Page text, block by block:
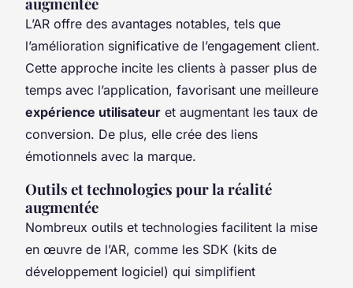
L’AR offre des avantages notables, tels que
l’amélioration significative de l’engagement client.
Cette approche incite les clients à passer plus de
temps avec l’application, favorisant une meilleure
expérience utilisateur et augmentant les taux de
conversion. De plus, elle crée des liens
émotionnels avec la marque.
Outils et technologies pour la réalité
augmentée
Nombreux outils et technologies facilitent la mise
en œuvre de l’AR, comme les SDK (kits de
développement logiciel) qui simplifient